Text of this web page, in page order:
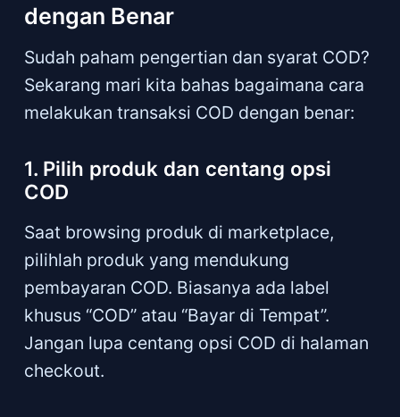
dengan Benar
Sudah paham pengertian dan syarat COD?
Sekarang mari kita bahas bagaimana cara
melakukan transaksi COD dengan benar:
1. Pilih produk dan centang opsi
COD
Saat browsing produk di marketplace,
pilihlah produk yang mendukung
pembayaran COD. Biasanya ada label
khusus “COD” atau “Bayar di Tempat”.
Jangan lupa centang opsi COD di halaman
checkout.